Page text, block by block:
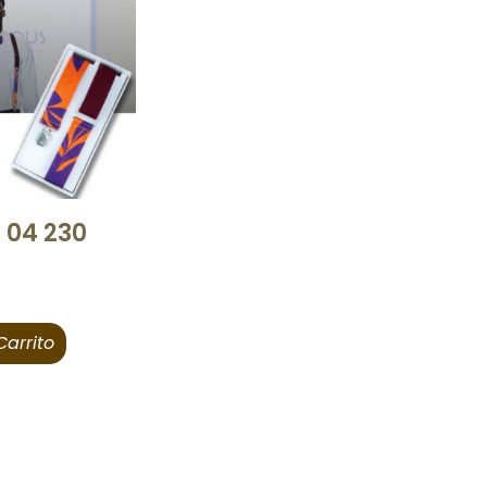
230